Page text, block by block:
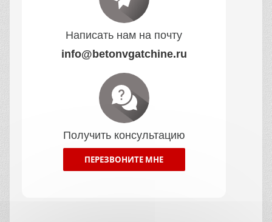
Написать нам на почту
info@betonvgatchine.ru
Получить консультацию
ПЕРЕЗВОНИТЕ МНЕ